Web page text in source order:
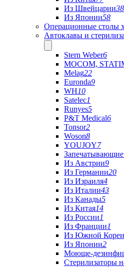
Из Швейцарии38
Из Японии58
Операционные столы
Автоклавы и
Stern Weber6
MOCOM,
Melag22
Euronda9
WH10
Satelec1
Runyes5
P&T Medical6
Tonsor2
Woson8
YOUJOY7
Запечатывающие
Из Австрии9
Из Германии20
Из Израиля4
Из Италии43
Из Канады5
Из Китая14
Из России1
Из Франции1
Из Южной Кореи
Из Японии2
Моюще-
Стерилизаторы